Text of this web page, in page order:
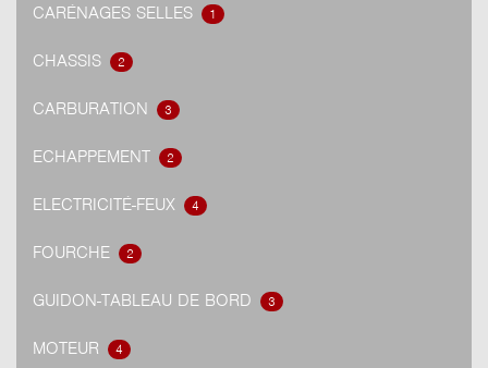
CARÉNAGES SELLES 1
CHASSIS 2
CARBURATION 3
ECHAPPEMENT 2
ELECTRICITÉ-FEUX 4
FOURCHE 2
GUIDON-TABLEAU DE BORD 3
MOTEUR 4